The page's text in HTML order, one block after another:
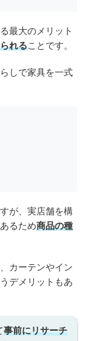
最大のメリット
れることです。
しで家具を一式
が、実店舗を構
るため商品の種
カーテンやイン
デメリットもあ
事前にリサーチ